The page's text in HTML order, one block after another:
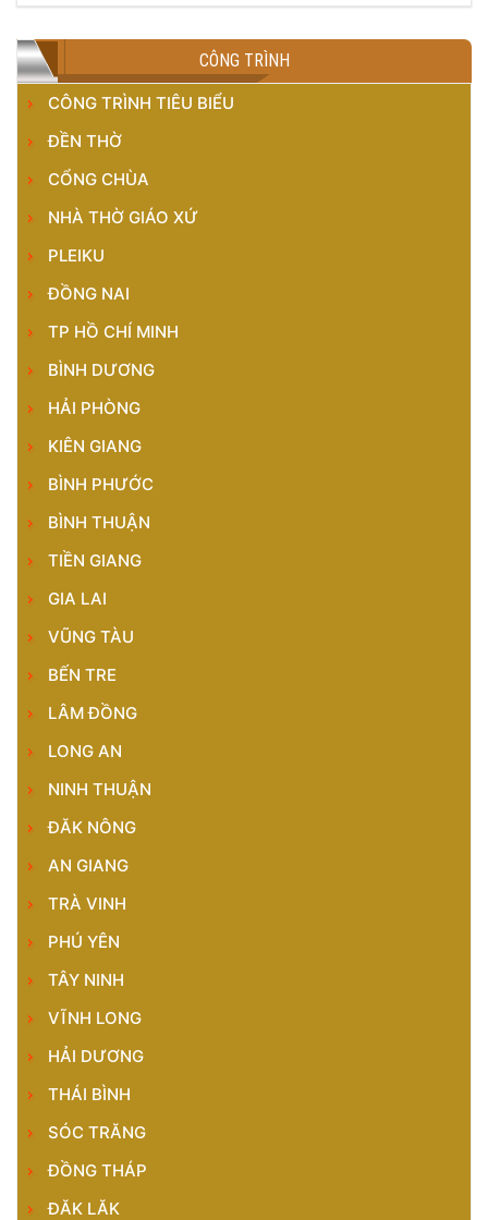
CÔNG TRÌNH
CÔNG TRÌNH TIÊU BIỂU
ĐỀN THỜ
CỔNG CHÙA
NHÀ THỜ GIÁO XỨ
PLEIKU
ĐỒNG NAI
TP HỒ CHÍ MINH
BÌNH DƯƠNG
HẢI PHÒNG
KIÊN GIANG
BÌNH PHƯỚC
BÌNH THUẬN
TIỀN GIANG
GIA LAI
VŨNG TÀU
BẾN TRE
LÂM ĐỒNG
LONG AN
NINH THUẬN
ĐĂK NÔNG
AN GIANG
TRÀ VINH
PHÚ YÊN
TÂY NINH
VĨNH LONG
HẢI DƯƠNG
THÁI BÌNH
SÓC TRĂNG
ĐỒNG THÁP
ĐĂK LĂK